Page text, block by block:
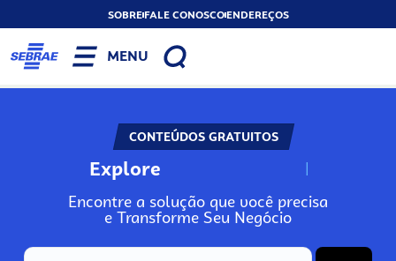
SOBREFALE CONOSCOENDEREÇOS
MENU
CONTEÚDOS GRATUITOS
Explore N
Encontre a solução que você precisa
e Transforme Seu Negócio